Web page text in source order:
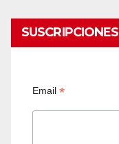
SUSCRIPCIONES
Email*